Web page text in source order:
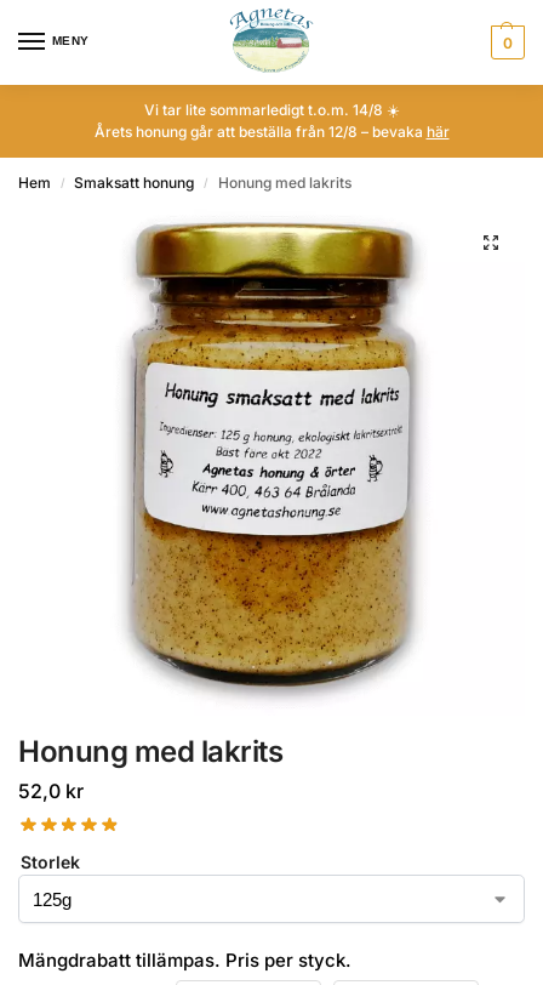
MENY 0
Vi tar lite sommarledigt t.o.m. 14/8 ☀️
Årets honung går att beställa från 12/8 – bevaka här
Hem / Smaksatt honung / Honung med lakrits
Honung med lakrits
52,0 kr
Storlek
Mängdrabatt tillämpas. Pris per styck.